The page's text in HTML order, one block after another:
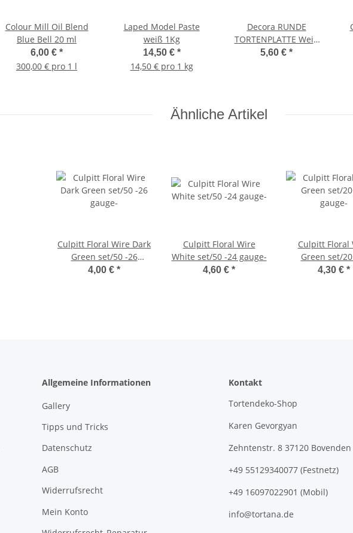
Colour Mill Oil Blend
Blue Bell 20 ml
6,00 € *
300,00 € pro 1 l
Laped Model Paste
weiß 1Kg
14,50 € *
14,50 € pro 1 kg
Decora RUNDE
TORTENPLATTE Weiß
CM 36 X1,2 H
5,60 € *
Ähnliche Artikel
Culpitt Floral Wire Dark
Green set/50 -26
gauge-
4,00 € *
Culpitt Floral Wire
White set/50 -24 gauge-
4,60 € *
Culpitt Floral
Green set/
gauge-
4,30 € *
Allgemeine Informationen
Gallery
Tipps und Tricks
Datenschutz
AGB
Widerrufsrecht
Mein Konto
Kontakt
Tortendeko-Shop
Karen Gevorgyan
Zehntenstr. 8 37120 Bovenden
+49 55129340077 (Festnetz)
+49 16097022901 (Mobil)
info@tortana.de